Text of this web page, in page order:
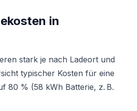
in
stark je nach Ladeort und
typischer Kosten für eine
80 % (58 kWh Batterie, z. B.